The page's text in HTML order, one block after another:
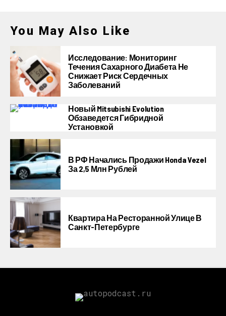
You May Also Like
Исследование: Мониторинг
Течения Сахарного Диабета Не
Снижает Риск Сердечных
Заболеваний
Новый Mitsubishi Evolution
Обзаведется Гибридной
Установкой
В РФ Начались Продажи Honda Vezel
За 2,5 Млн Рублей
Квартира На Ресторанной Улице В
Санкт-Петербурге